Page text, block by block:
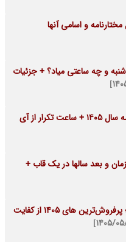
و اسامی آنها
و چه ساعتی میاد؟ + جزئیات
زمان پخش سریال مختارنامه سال ۱۴۰۵ + ساعت تکرار از آی
و بعد سالها در یک قاب +
فیلم سینمایی ایرانی جدید؛ پرفروش‌ترین های ۱۴۰۵ از کفایت